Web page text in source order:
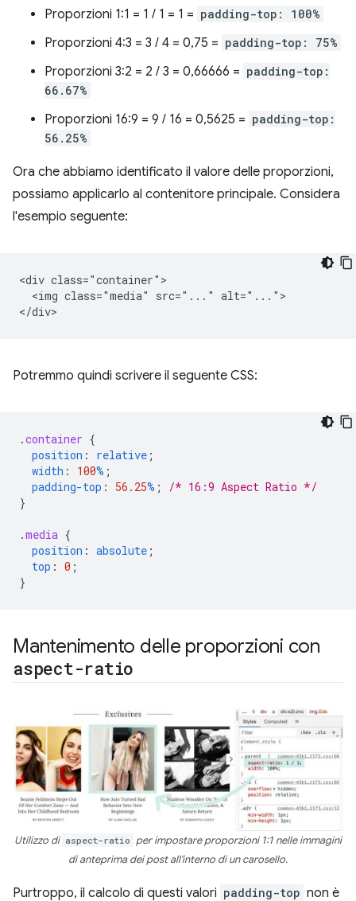
Proporzioni 1:1 = 1 / 1 = 1 = padding-top: 100%
Proporzioni 4:3 = 3 / 4 = 0,75 = padding-top: 75%
Proporzioni 3:2 = 2 / 3 = 0,66666 = padding-top:
66.67%
Proporzioni 16:9 = 9 / 16 = 0,5625 = padding-top:
56.25%
Ora che abbiamo identificato il valore delle proporzioni,
possiamo applicarlo al contenitore principale. Considera
l'esempio seguente:
<div class="container">
  <img class="media" src="..." alt="...">
Potremmo quindi scrivere il seguente CSS:
.container {
position : relative ;
width : 100% ;
padding-top : 56.25% ;
/* 16:9 Aspect Ratio */
}
.media {
position : absolute ;
top : 0 ;
}
Mantenimento delle proporzioni con
aspect-ratio
Utilizzo di aspect-ratio per impostare proporzioni 1:1 nelle immagini
di anteprima dei post all'interno di un carosello.
Purtroppo, il calcolo di questi valori padding-top non è